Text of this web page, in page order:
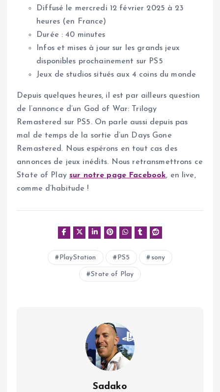
Diffusé le mercredi 12 février 2025 à 23
heures (en France)
Durée : 40 minutes
Infos et mises à jour sur les grands jeux
disponibles prochainement sur PS5
Jeux de studios situés aux 4 coins du monde
Depuis quelques heures, il est par ailleurs question
de l’annonce d’un God of War: Trilogy
Remastered sur PS5. On parle aussi depuis pas
mal de temps de la sortie d’un Days Gone
Remastered. Nous espérons en tout cas des
annonces de jeux inédits. Nous retransmettrons ce
State of Playsur notre page Facebook, en live,
comme d’habitude !
PlayStation PS5 sony
State of Play
Sadako